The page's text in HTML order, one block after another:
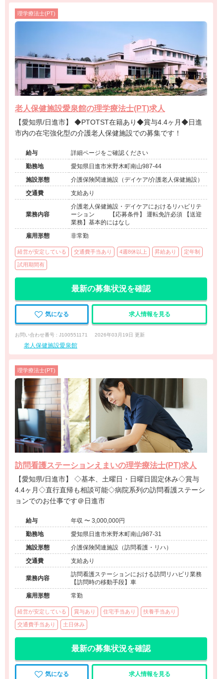
理学療法士(PT)
老人保健施設愛泉館の理学療法士(PT)求人
【愛知県/日進市】 ◆PTOTST在籍あり◆賞与4.4ヶ月◆日進
市内の在宅強化型の介護老人保健施設での募集です！
給与
詳細ページをご確認ください
勤務地
愛知県日進市米野木町南山987-44
施設形態
介護保険関連施設（デイケア/介護老人保健施設）
交通費
支給あり
業務内容
介護老人保健施設・デイケアにおけるリハビリテ
ーション 【応募条件】 運転免許必須 【送迎
業務】基本的にはなし
雇用形態
非常勤
経営が安定している 交通費手当あり 4週8休以上 昇給あり 定年制
試用期間有
最新の募集状況を確認
気になる 求人情報を見る
お問い合わせ番号 : J100551171 2026年03月19日 更新
老人保健施設愛泉館
理学療法士(PT)
訪問看護ステーションえまいの理学療法士(PT)求人
【愛知県/日進市】 ◇基本、土曜日・日曜日固定休み◇賞与
4.4ヶ月◇直行直帰も相談可能◇病院系列の訪問看護ステーシ
ョンでのお仕事です＠日進市
給与
年収 〜 3,000,000円
勤務地
愛知県日進市米野木町南山987-31
施設形態
介護保険関連施設（訪問看護・リハ）
交通費
支給あり
業務内容
訪問看護ステーションにおける訪問リハビリ業務
【訪問時の移動手段】車
雇用形態
常勤
経営が安定している 賞与あり 住宅手当あり 扶養手当あり
交通費手当あり 土日休み
最新の募集状況を確認
気になる 求人情報を見る